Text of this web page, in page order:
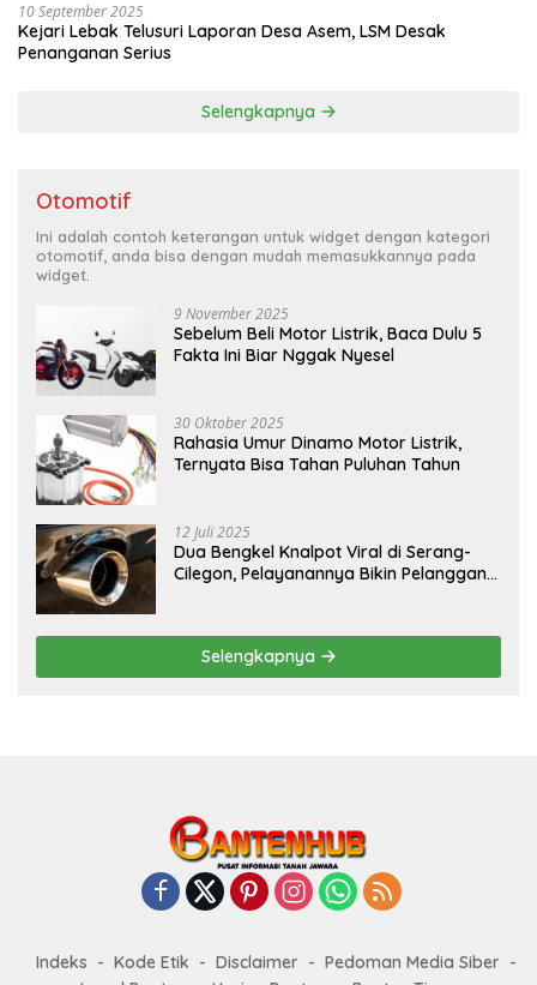
10 September 2025
Kejari Lebak Telusuri Laporan Desa Asem, LSM Desak
Penanganan Serius
Selengkapnya
Otomotif
Ini adalah contoh keterangan untuk widget dengan kategori
otomotif, anda bisa dengan mudah memasukkannya pada
widget.
9 November 2025
Sebelum Beli Motor Listrik, Baca Dulu 5
Fakta Ini Biar Nggak Nyesel
30 Oktober 2025
Rahasia Umur Dinamo Motor Listrik,
Ternyata Bisa Tahan Puluhan Tahun
12 Juli 2025
Dua Bengkel Knalpot Viral di Serang-
Cilegon, Pelayanannya Bikin Pelanggan
Selengkapnya
Indeks Kode Etik Disclaimer
Pedoman Media Siber